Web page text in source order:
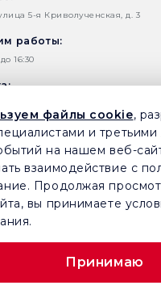
5-я Криволученская, д. 3
работы:
16:30
tula.ru
145-80-65
25 12 88 –
файлы cookie,
и третьими
на нашем веб-
взаимодействие с
Продолжая
вы принимаете
Принимаю